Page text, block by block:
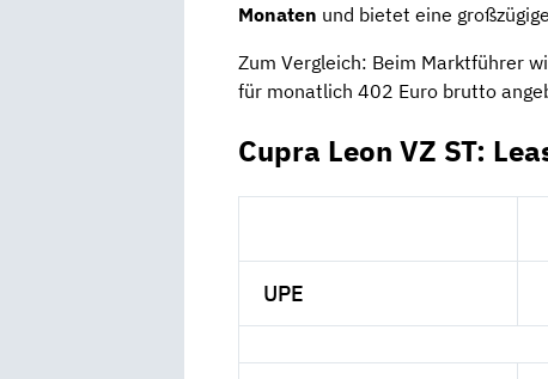
Monaten und bietet eine
Zum Vergleich: Beim Marktführer
für monatlich 402 Euro brutto
Cupra Leon VZ ST:
UPE